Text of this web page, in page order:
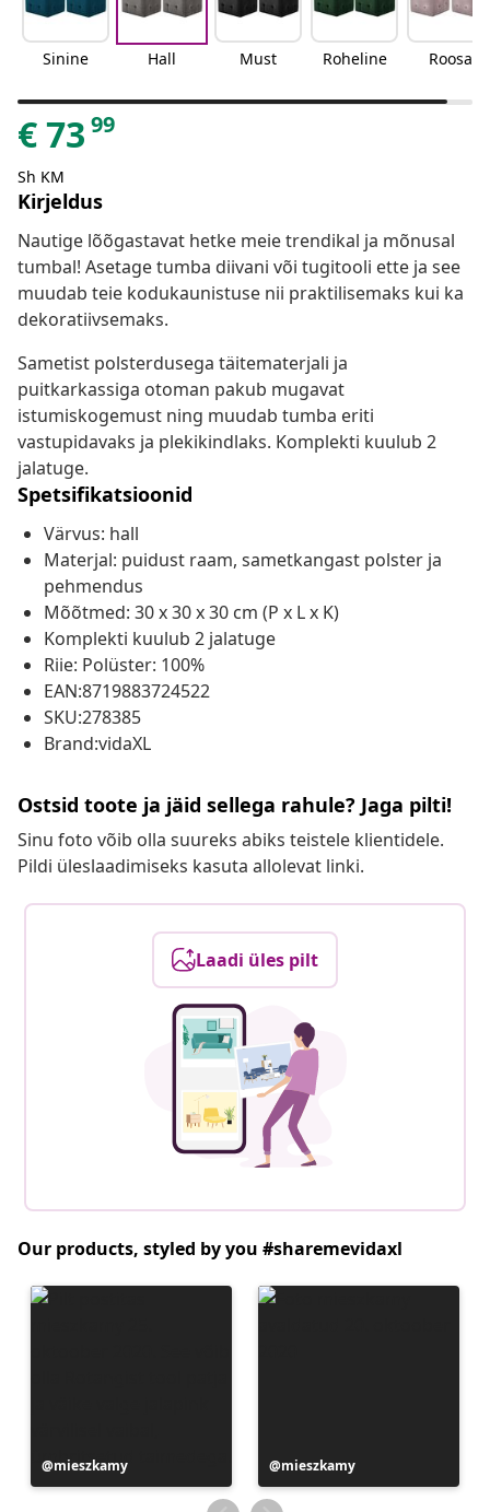
Sinine Hall Must Roheline Roosa
€73 99
Sh KM
Kirjeldus
Nautige lõõgastavat hetke meie trendikal ja mõnusal
tumbal! Asetage tumba diivani või tugitooli ette ja see
muudab teie kodukaunistuse nii praktilisemaks kui ka
dekoratiivsemaks.
Sametist polsterdusega täitematerjali ja
puitkarkassiga otoman pakub mugavat
istumiskogemust ning muudab tumba eriti
vastupidavaks ja plekikindlaks. Komplekti kuulub 2
jalatuge.
Spetsifikatsioonid
Värvus: hall
Materjal: puidust raam, sametkangast polster ja
pehmendus
Mõõtmed: 30 x 30 x 30 cm (P x L x K)
Komplekti kuulub 2 jalatuge
Riie: Polüster: 100%
EAN:8719883724522
SKU:278385
Brand:vidaXL
Ostsid toote ja jäid sellega rahule? Jaga pilti!
Sinu foto võib olla suureks abiks teistele klientidele.
Pildi üleslaadimiseks kasuta allolevat linki.
Laadi üles pilt
Our products, styled by you #sharemevidaxl
Postitus
avaldatud
mieszkamy
Postitus
avaldatud
mieszkamy